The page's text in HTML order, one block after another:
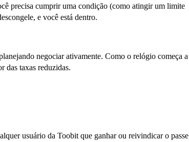
precisa cumprir uma condição (como atingir um limite
e você está dentro.
negociar ativamente. Como o relógio começa a
das taxas reduzidas.
usuário da Toobit que ganhar ou reivindicar o passe